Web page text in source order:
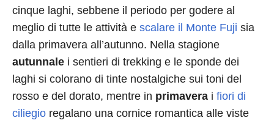
cinque laghi, sebbene il periodo per godere al
meglio di tutte le attività e scalare il Monte Fuji sia
dalla primavera all’autunno. Nella stagione
autunnale i sentieri di trekking e le sponde dei
laghi si colorano di tinte nostalgiche sui toni del
rosso e del dorato, mentre in primavera i fiori di
ciliegio regalano una cornice romantica alle viste